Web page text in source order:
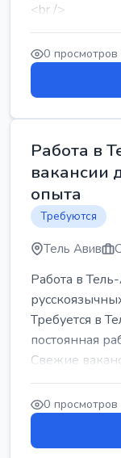
<br />
Работа в
требу...
0 просмотров
Работа в
вакансии
опыта
Требуются
Тель Авив
Работа в
Требуется в
постоянная
Свежие
женщин от
0 просмотров